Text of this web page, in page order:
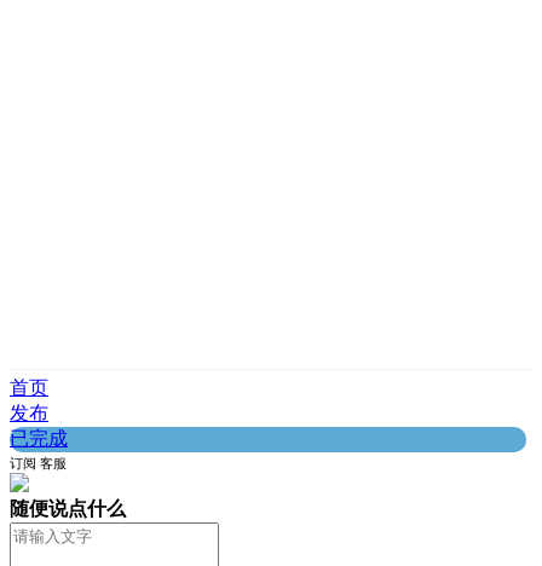
首页
发布
已完成
订阅 客服
随便说点什么